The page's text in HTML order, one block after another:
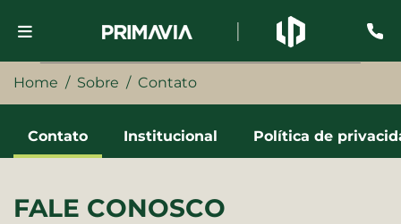
Home Sobre Contato
Institucional
Contato Política de
FALE CONOSCO